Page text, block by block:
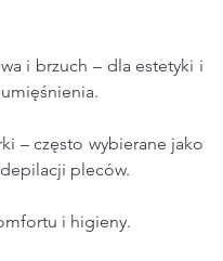
i brzuch – dla estetyki i
– często wybierane jako
pleców.
i higieny.